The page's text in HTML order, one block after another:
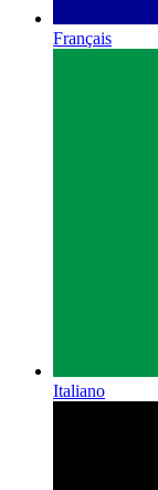
Français
Italiano